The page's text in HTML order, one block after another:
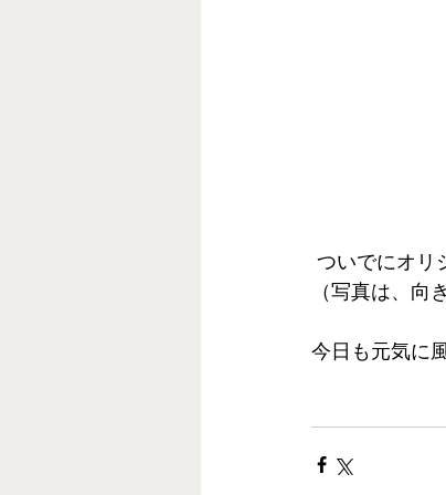
ついでにオリ
（写真は、向
今日も元気に